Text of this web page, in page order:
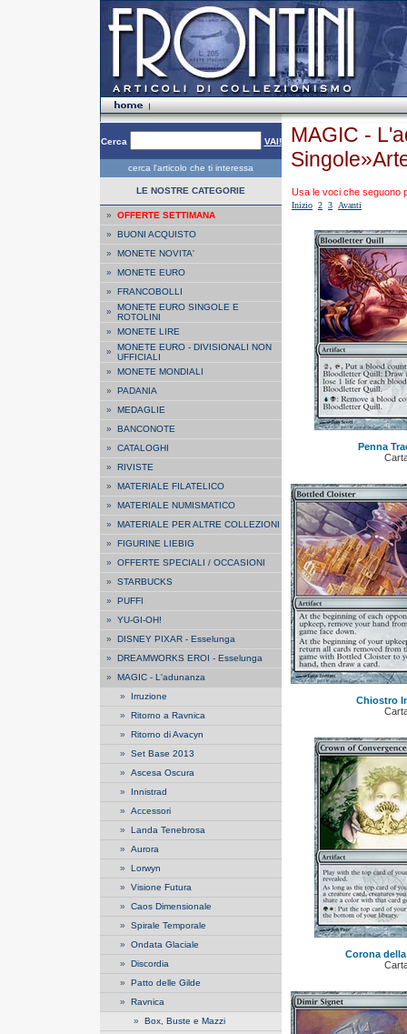
Cerca VAI!
cerca l'articolo che ti interessa
LE NOSTRE CATEGORIE
» OFFERTE SETTIMANA
» BUONI ACQUISTO
» MONETE NOVITA'
» MONETE EURO
» FRANCOBOLLI
» MONETE EURO SINGOLE E
ROTOLINI
» MONETE LIRE
» MONETE EURO - DIVISIONALI NON
UFFICIALI
» MONETE MONDIALI
» PADANIA
» MEDAGLIE
» BANCONOTE
» CATALOGHI
» RIVISTE
» MATERIALE FILATELICO
» MATERIALE NUMISMATICO
» MATERIALE PER ALTRE COLLEZIONI
» FIGURINE LIEBIG
» OFFERTE SPECIALI / OCCASIONI
» STARBUCKS
» PUFFI
» YU-GI-OH!
» DISNEY PIXAR - Esselunga
» DREAMWORKS EROI - Esselunga
» MAGIC - L'adunanza
» Irruzione
» Ritorno a Ravnica
» Ritorno di Avacyn
» Set Base 2013
» Ascesa Oscura
» Innistrad
» Accessori
» Landa Tenebrosa
» Aurora
» Lorwyn
» Visione Futura
» Caos Dimensionale
» Spirale Temporale
» Ondata Glaciale
» Discordia
» Patto delle Gilde
» Ravnica
» Box, Buste e Mazzi
MAGIC -
Usa le voci che seguono
Inizio 2 3 Avanti
Penna
Chiostro
Corona